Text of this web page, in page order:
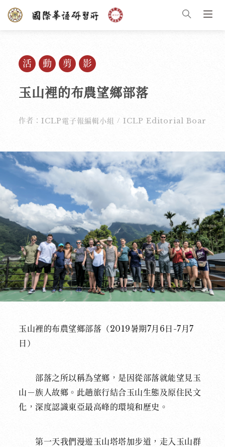
活動剪影
玉山裡的布農望鄉部落
作者：ICLP電子報編輯小組 / ICLP Editorial Board
玉山裡的布農望鄉部落（2019暑期7月6日-7月7
日）
部落之所以稱為望鄉，是因從部落就能望見玉
山－族人故鄉。此趟旅行結合玉山生態及原住民文
化，深度認識東亞最高峰的環境和歷史。
第一天我們漫遊玉山塔塔加步道，走入玉山群